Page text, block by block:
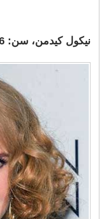
نیکول کیدمن، سن: 46 سال